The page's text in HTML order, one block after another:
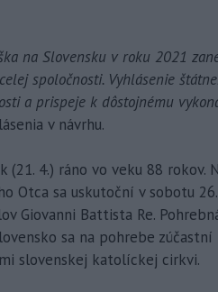
na Slovensku v roku 2021
spoločnosti. Vyhlásenie
a prispeje k dôstojnému
v návrhu.
(21. 4.) ráno vo veku 88
Otca sa uskutoční v sobotu
Giovanni Battista Re.
sa na pohrebe
slovenskej katolíckej cirkvi.